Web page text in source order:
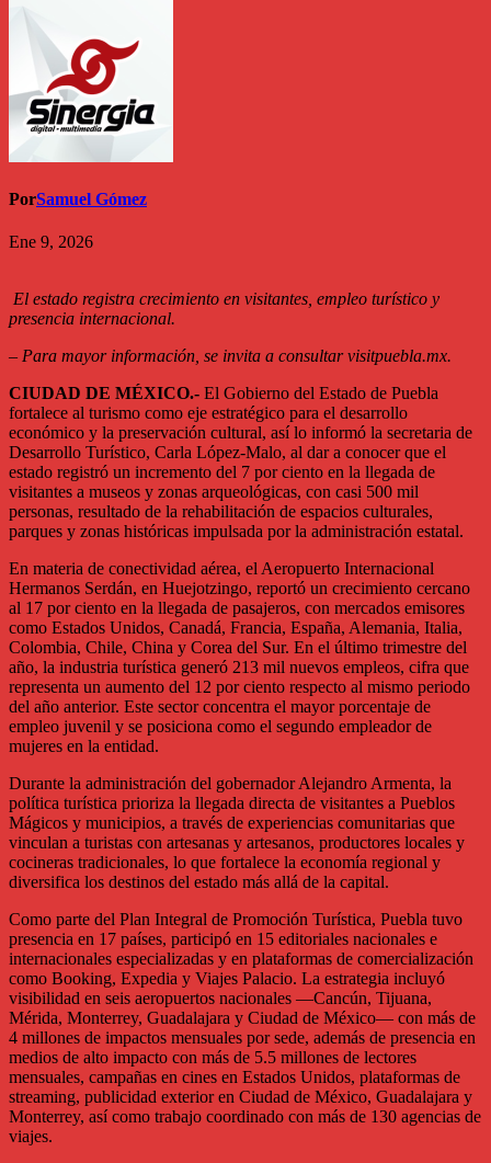
PorSamuel Gómez
Ene 9, 2026
El estado registra crecimiento en visitantes, empleo turístico y
presencia internacional.
– Para mayor información, se invita a consultar visitpuebla.mx.
CIUDAD DE MÉXICO.- El Gobierno del Estado de Puebla
fortalece al turismo como eje estratégico para el desarrollo
económico y la preservación cultural, así lo informó la secretaria de
Desarrollo Turístico, Carla López-Malo, al dar a conocer que el
estado registró un incremento del 7 por ciento en la llegada de
visitantes a museos y zonas arqueológicas, con casi 500 mil
personas, resultado de la rehabilitación de espacios culturales,
parques y zonas históricas impulsada por la administración estatal.
En materia de conectividad aérea, el Aeropuerto Internacional
Hermanos Serdán, en Huejotzingo, reportó un crecimiento cercano
al 17 por ciento en la llegada de pasajeros, con mercados emisores
como Estados Unidos, Canadá, Francia, España, Alemania, Italia,
Colombia, Chile, China y Corea del Sur. En el último trimestre del
año, la industria turística generó 213 mil nuevos empleos, cifra que
representa un aumento del 12 por ciento respecto al mismo periodo
del año anterior. Este sector concentra el mayor porcentaje de
empleo juvenil y se posiciona como el segundo empleador de
mujeres en la entidad.
Durante la administración del gobernador Alejandro Armenta, la
política turística prioriza la llegada directa de visitantes a Pueblos
Mágicos y municipios, a través de experiencias comunitarias que
vinculan a turistas con artesanas y artesanos, productores locales y
cocineras tradicionales, lo que fortalece la economía regional y
diversifica los destinos del estado más allá de la capital.
Como parte del Plan Integral de Promoción Turística, Puebla tuvo
presencia en 17 países, participó en 15 editoriales nacionales e
internacionales especializadas y en plataformas de comercialización
como Booking, Expedia y Viajes Palacio. La estrategia incluyó
visibilidad en seis aeropuertos nacionales —Cancún, Tijuana,
Mérida, Monterrey, Guadalajara y Ciudad de México— con más de
4 millones de impactos mensuales por sede, además de presencia en
medios de alto impacto con más de 5.5 millones de lectores
mensuales, campañas en cines en Estados Unidos, plataformas de
streaming, publicidad exterior en Ciudad de México, Guadalajara y
Monterrey, así como trabajo coordinado con más de 130 agencias de
viajes.